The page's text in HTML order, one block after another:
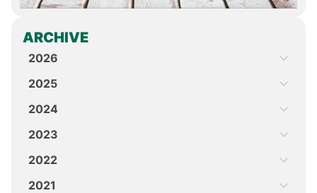
ARCHIVE
2026
2025
2024
2023
2022
2021